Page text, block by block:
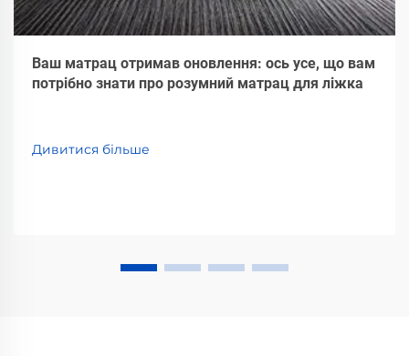
Ваш матрац отримав оновлення: ось усе, що вам
потрібно знати про розумний матрац для ліжка
Дивитися більше